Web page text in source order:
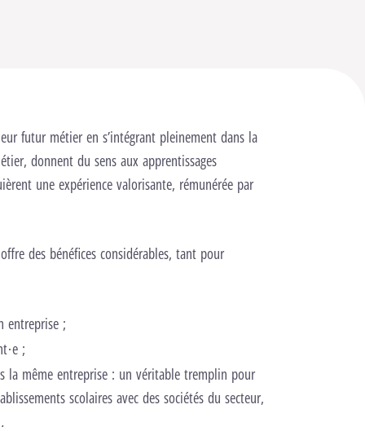
futur métier en s’intégrant pleinement dans la
donnent du sens aux apprentissages
une expérience valorisante, rémunérée par
des bénéfices considérables, tant pour
entreprise ;
;
la même entreprise : un véritable tremplin pour
scolaires avec des sociétés du secteur,
.